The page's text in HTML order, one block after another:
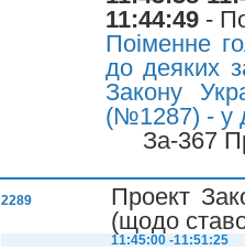
11:44:49 -
Поіменне
до деяких
Закону
(№1287) - у
За-367
2289
Проект
(щодо
11:45:00 -11:51:25